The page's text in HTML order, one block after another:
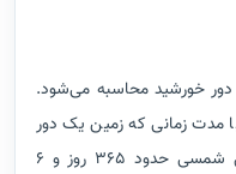
خورشید محاسبه می‌شود.
مدت زمانی که زمین یک دور
کامل به دور خورشید می‌زند. طول سال شمسی حدود ۳۶۵ روز و ۶